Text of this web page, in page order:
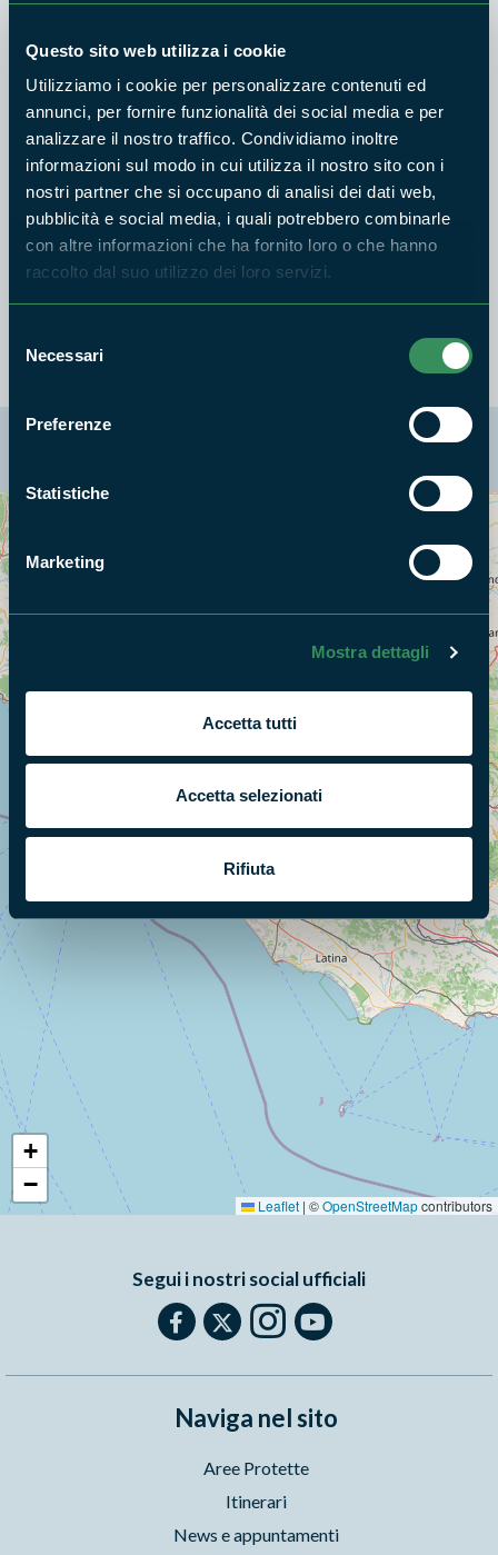
Questo sito web utilizza i cookie
Utilizziamo i cookie per personalizzare contenuti ed
annunci, per fornire funzionalità dei social media e per
analizzare il nostro traffico. Condividiamo inoltre
informazioni sul modo in cui utilizza il nostro sito con i
nostri partner che si occupano di analisi dei dati web,
pubblicità e social media, i quali potrebbero combinarle
con altre informazioni che ha fornito loro o che hanno
raccolto dal suo utilizzo dei loro servizi.
delNecessari
Preferenze
Statistiche
Marketing
Mostra dettagli
Accetta tutti
Accetta selezionati
Rifiuta
+
−
Leaflet | ©OpenStreetMapcontributors
Segui i nostri social ufficiali
Naviga nel sito
Aree Protette
Itinerari
News e appuntamenti